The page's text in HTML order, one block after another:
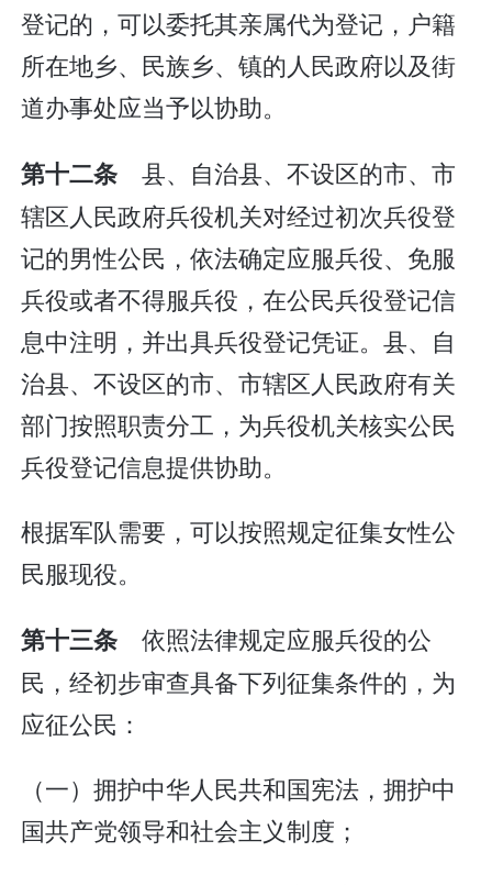
登记的，可以委托其亲属代为登记，户籍
所在地乡、民族乡、镇的人民政府以及街
道办事处应当予以协助。
第十二条 县、自治县、不设区的市、市
辖区人民政府兵役机关对经过初次兵役登
记的男性公民，依法确定应服兵役、免服
兵役或者不得服兵役，在公民兵役登记信
息中注明，并出具兵役登记凭证。县、自
治县、不设区的市、市辖区人民政府有关
部门按照职责分工，为兵役机关核实公民
兵役登记信息提供协助。
根据军队需要，可以按照规定征集女性公
民服现役。
第十三条 依照法律规定应服兵役的公
民，经初步审查具备下列征集条件的，为
应征公民：
（一）拥护中华人民共和国宪法，拥护中
国共产党领导和社会主义制度；